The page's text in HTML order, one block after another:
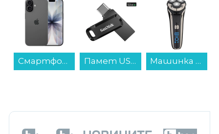
Смартфон Apple iPhone 17 512GB Black mg6p4 , 512 GB, 8 GB... Памет USB SanDisk Ultra Dual USB-C/USB 3.1 256GB SDDDC3-256G-G46... Машинка за бръснене Finlux FRS-5501...